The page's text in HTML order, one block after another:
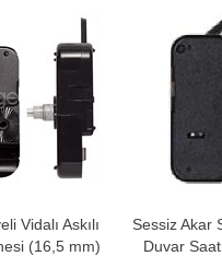
Vidalı Askılı
(16,5 mm)
Sessiz Akar
Duvar